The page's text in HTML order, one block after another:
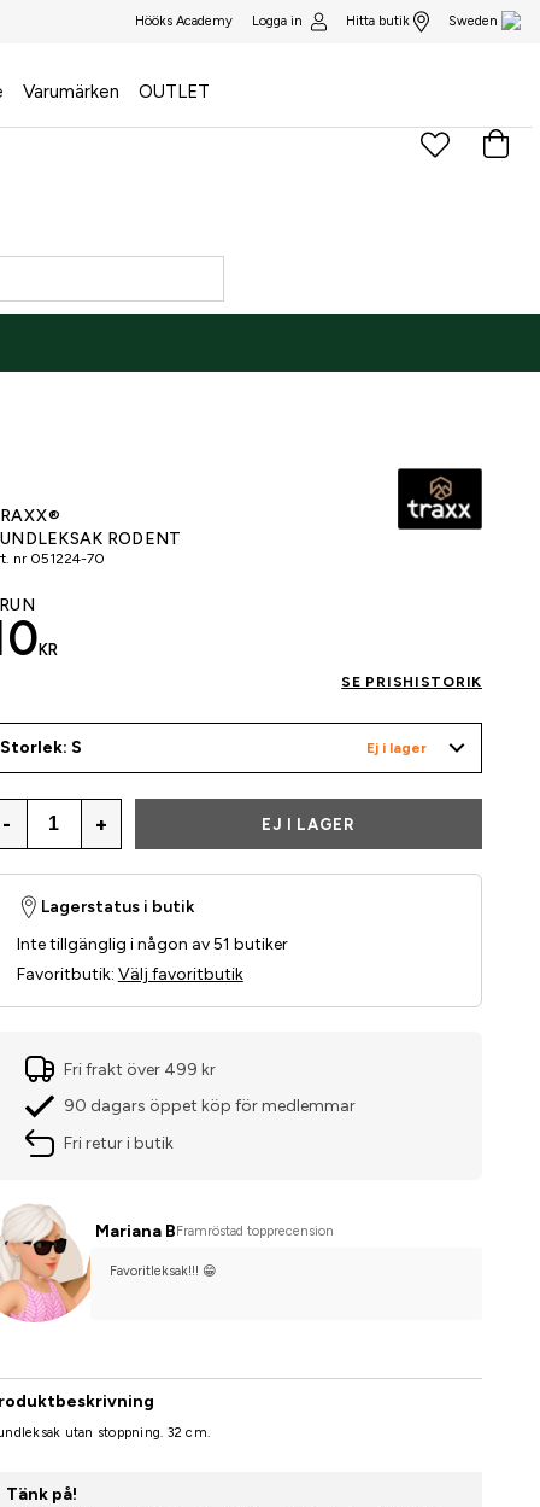
Hööks Academy Logga in Hitta butik Sweden
Varumärken OUTLET
RODENT
nr 051224-70
KR
SE PRISHISTORIK
Storlek: S Ej i lager
- + EJ I LAGER
Lagerstatus i butik
Inte tillgänglig i någon av 51 butiker
Favoritbutik: Välj favoritbutik
Fri frakt över 499 kr
90 dagars öppet köp för medlemmar
Fri retur i butik
Mariana BFramröstad topprecension
Favoritleksak!!! 😁
utan stoppning. 32 cm.
Tänk på!